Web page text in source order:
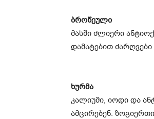
ბროწეული
მასში ძლიერი
დამატებით
ხურმა
კალიუმი, იოდი და
ამცირებენ.